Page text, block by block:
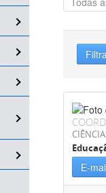
E-